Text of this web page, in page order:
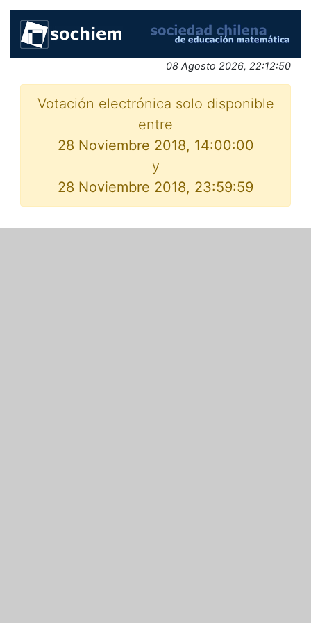
08 Agosto 2026, 22:12:50
Votación electrónica solo disponible
entre
28 Noviembre 2018, 14:00:00
y
28 Noviembre 2018, 23:59:59